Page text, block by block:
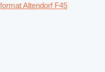
Altendorf F45